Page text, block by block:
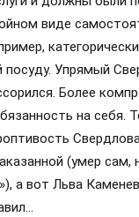
виде
Упрямый
Более
на себя.
(умер
а вот Льва